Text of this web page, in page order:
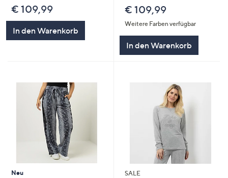
€ 109,99
In den Warenkorb
€ 109,99
Weitere Farben verfügbar
In den Warenkorb
Neu
SALE